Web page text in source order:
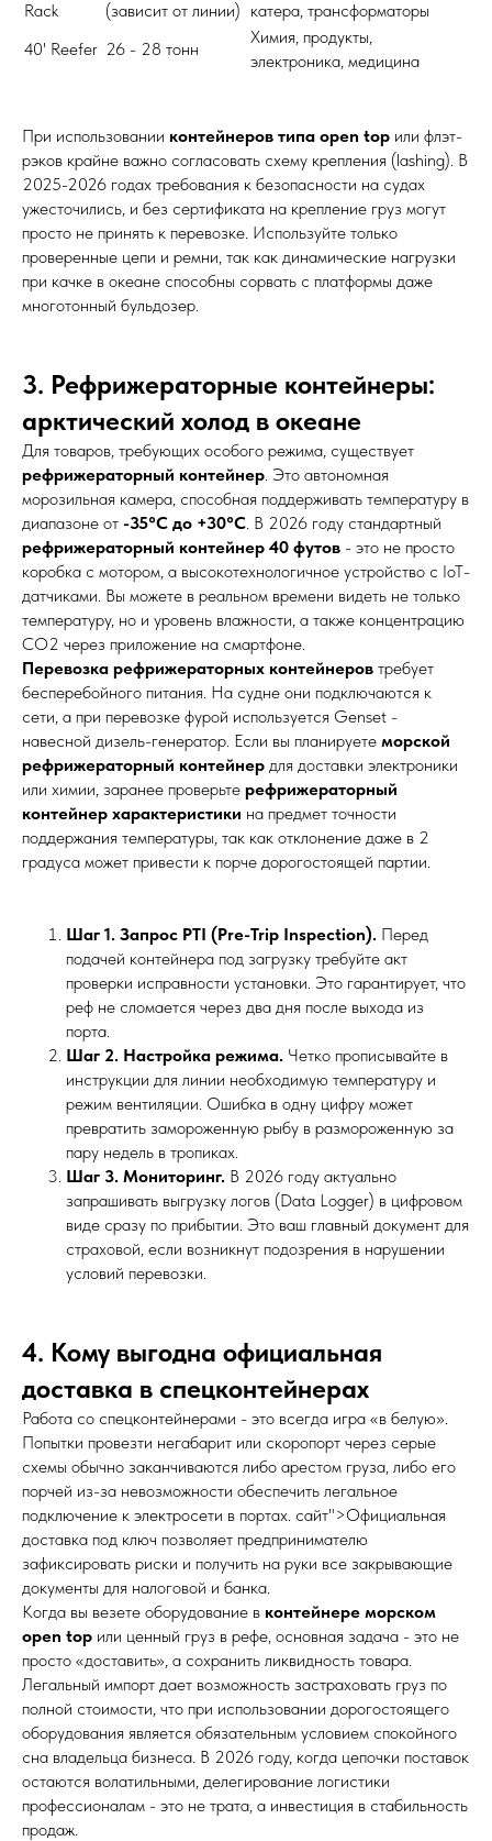
Rack (зависит от линии) катера, трансформаторы
40' Reefer 26 - 28 тонн
Химия, продукты,
электроника, медицина
При использовании контейнеров типа open top или флэт-
рэков крайне важно согласовать схему крепления (lashing). В
2025-2026 годах требования к безопасности на судах
ужесточились, и без сертификата на крепление груз могут
просто не принять к перевозке. Используйте только
проверенные цепи и ремни, так как динамические нагрузки
при качке в океане способны сорвать с платформы даже
многотонный бульдозер.
3. Рефрижераторные контейнеры:
арктический холод в океане
Для товаров, требующих особого режима, существует
рефрижераторный контейнер. Это автономная
морозильная камера, способная поддерживать температуру в
диапазоне от -35°C до +30°C. В 2026 году стандартный
рефрижераторный контейнер 40 футов - это не просто
коробка с мотором, а высокотехнологичное устройство с IoT-
датчиками. Вы можете в реальном времени видеть не только
температуру, но и уровень влажности, а также концентрацию
CO2 через приложение на смартфоне.
Перевозка рефрижераторных контейнеров требует
бесперебойного питания. На судне они подключаются к
сети, а при перевозке фурой используется Genset -
навесной дизель-генератор. Если вы планируете морской
рефрижераторный контейнер для доставки электроники
или химии, заранее проверьте рефрижераторный
контейнер характеристики на предмет точности
поддержания температуры, так как отклонение даже в 2
градуса может привести к порче дорогостоящей партии.
Шаг 1. Запрос PTI (Pre-Trip Inspection). Перед
подачей контейнера под загрузку требуйте акт
проверки исправности установки. Это гарантирует, что
реф не сломается через два дня после выхода из
порта.
Шаг 2. Настройка режима. Четко прописывайте в
инструкции для линии необходимую температуру и
режим вентиляции. Ошибка в одну цифру может
превратить замороженную рыбу в размороженную за
пару недель в тропиках.
Шаг 3. Мониторинг. В 2026 году актуально
запрашивать выгрузку логов (Data Logger) в цифровом
виде сразу по прибытии. Это ваш главный документ для
страховой, если возникнут подозрения в нарушении
условий перевозки.
4. Кому выгодна официальная
доставка в спецконтейнерах
Работа со спецконтейнерами - это всегда игра «в белую».
Попытки провезти негабарит или скоропорт через серые
схемы обычно заканчиваются либо арестом груза, либо его
порчей из-за невозможности обеспечить легальное
подключение к электросети в портах. сайт">Официальная
доставка под ключ позволяет предпринимателю
зафиксировать риски и получить на руки все закрывающие
документы для налоговой и банка.
Когда вы везете оборудование в контейнере морском
open top или ценный груз в рефе, основная задача - это не
просто «доставить», а сохранить ликвидность товара.
Легальный импорт дает возможность застраховать груз по
полной стоимости, что при использовании дорогостоящего
оборудования является обязательным условием спокойного
сна владельца бизнеса. В 2026 году, когда цепочки поставок
остаются волатильными, делегирование логистики
профессионалам - это не трата, а инвестиция в стабильность
продаж.